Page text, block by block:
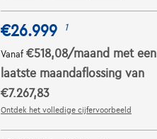
€26.999 1
Vanaf€518,08/maand met een
laatste maandaflossing van
€7.267,83
Ontdek het volledige cijfervoorbeeld